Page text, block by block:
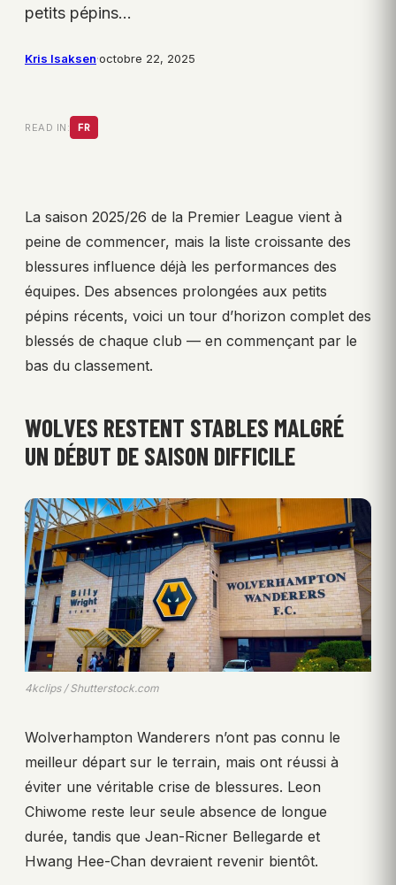
petits pépins…
Kris Isaksen·octobre 22, 2025
READ IN: FR
La saison 2025/26 de la Premier League vient à
peine de commencer, mais la liste croissante des
blessures influence déjà les performances des
équipes. Des absences prolongées aux petits
pépins récents, voici un tour d’horizon complet des
blessés de chaque club — en commençant par le
bas du classement.
WOLVES RESTENT STABLES MALGRÉ
UN DÉBUT DE SAISON DIFFICILE
4kclips / Shutterstock.com
Wolverhampton Wanderers n’ont pas connu le
meilleur départ sur le terrain, mais ont réussi à
éviter une véritable crise de blessures. Leon
Chiwome reste leur seule absence de longue
durée, tandis que Jean-Ricner Bellegarde et
Hwang Hee-Chan devraient revenir bientôt.